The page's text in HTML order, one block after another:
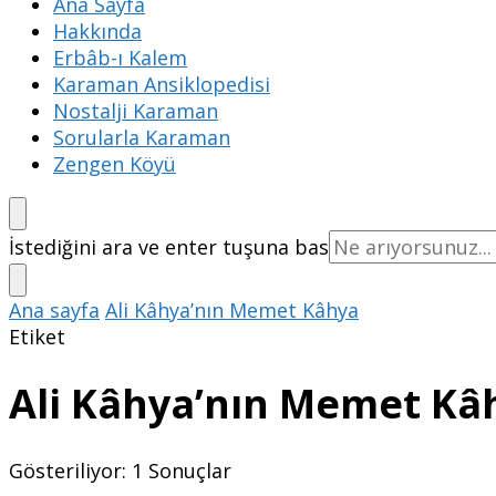
Hakkında
Erbâb-ı Kalem
Karaman Ansiklopedisi
Nostalji Karaman
Sorularla Karaman
Zengen Köyü
Bir
şey
mi
arıyorsunuz?
İstediğini ara ve enter tuşuna bas
Ana sayfa Ali Kâhya’nın Memet Kâhya
Etiket
Ali Kâhya’nın Memet
Gösteriliyor: 1 Sonuçlar